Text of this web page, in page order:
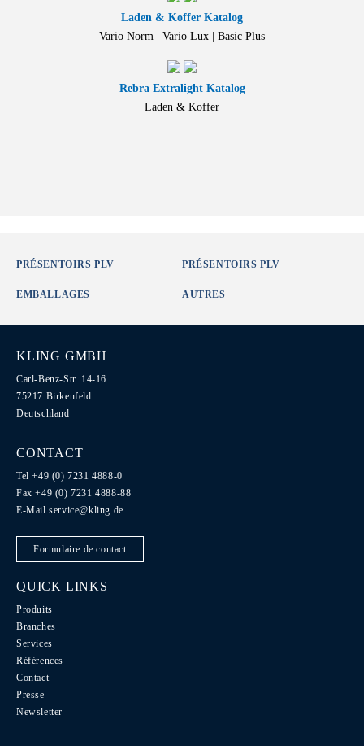
Laden & Koffer Katalog
Vario Norm | Vario Lux | Basic Plus
Rebra Extralight Katalog
Laden & Koffer
PRÉSENTOIRS PLV PRÉSENTOIRS PLV
EMBALLAGES AUTRES
KLING GMBH
Carl-Benz-Str. 14-16
75217 Birkenfeld
Deutschland
CONTACT
Tel +49 (0) 7231 4888-0
Fax +49 (0) 7231 4888-88
E-Mailservice@kling.de
Formulaire de contact
QUICK LINKS
Produits
Branches
Services
Références
Contact
Presse
Newsletter